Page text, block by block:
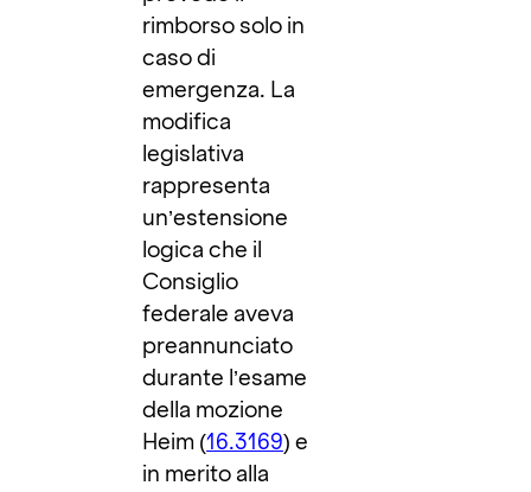
rimborso solo in
caso di
emergenza. La
modifica
legislativa
rappresenta
un’estensione
logica che il
Consiglio
federale aveva
preannunciato
durante l’esame
della mozione
Heim (16.3169) e
in merito alla